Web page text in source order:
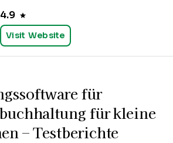
4.9
Visit Website
für
für kleine
– Testberichte